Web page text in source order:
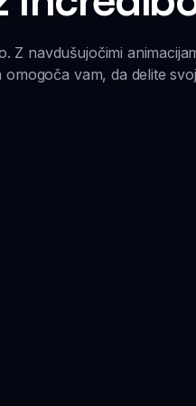
navdušujočimi
vam, da delite